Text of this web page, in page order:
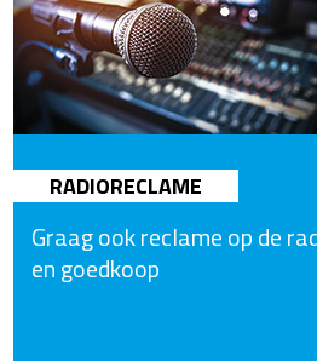
RADIORECLAME
Graag ook reclame op de
en goedkoop